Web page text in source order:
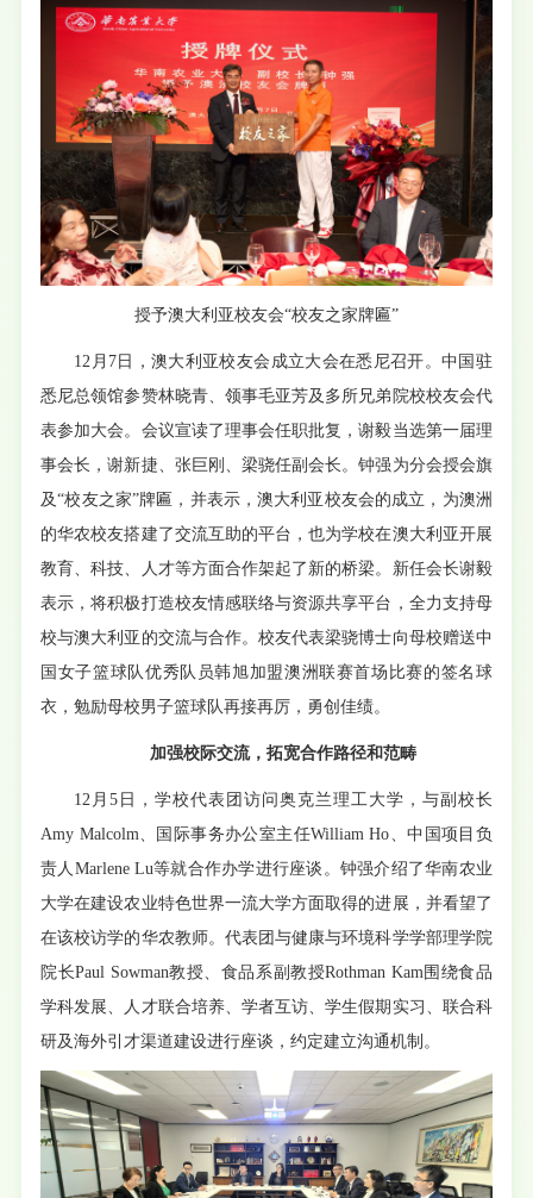
授予澳大利亚校友会“校友之家牌匾”
12月7日，澳大利亚校友会成立大会在悉尼召开。中国驻
悉尼总领馆参赞林晓青、领事毛亚芳及多所兄弟院校校友会代
表参加大会。会议宣读了理事会任职批复，谢毅当选第一届理
事会长，谢新捷、张巨刚、梁骁任副会长。钟强为分会授会旗
及“校友之家”牌匾，并表示，澳大利亚校友会的成立，为澳洲
的华农校友搭建了交流互助的平台，也为学校在澳大利亚开展
教育、科技、人才等方面合作架起了新的桥梁。新任会长谢毅
表示，将积极打造校友情感联络与资源共享平台，全力支持母
校与澳大利亚的交流与合作。校友代表梁骁博士向母校赠送中
国女子篮球队优秀队员韩旭加盟澳洲联赛首场比赛的签名球
衣，勉励母校男子篮球队再接再厉，勇创佳绩。
加强校际交流，拓宽合作路径和范畴
12月5日，学校代表团访问奥克兰理工大学，与副校长
Amy Malcolm、国际事务办公室主任William Ho、中国项目负
责人Marlene Lu等就合作办学进行座谈。钟强介绍了华南农业
大学在建设农业特色世界一流大学方面取得的进展，并看望了
在该校访学的华农教师。代表团与健康与环境科学学部理学院
院长Paul Sowman教授、食品系副教授Rothman Kam围绕食品
学科发展、人才联合培养、学者互访、学生假期实习、联合科
研及海外引才渠道建设进行座谈，约定建立沟通机制。